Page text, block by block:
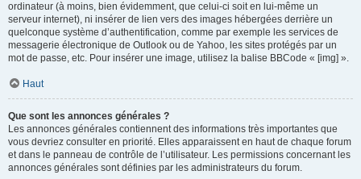
ordinateur (à moins, bien évidemment, que celui-ci soit en lui-même un
serveur internet), ni insérer de lien vers des images hébergées derrière un
quelconque système d’authentification, comme par exemple les services de
messagerie électronique de Outlook ou de Yahoo, les sites protégés par un
mot de passe, etc. Pour insérer une image, utilisez la balise BBCode « [img] ».
Haut
Que sont les annonces générales ?
Les annonces générales contiennent des informations très importantes que
vous devriez consulter en priorité. Elles apparaissent en haut de chaque forum
et dans le panneau de contrôle de l’utilisateur. Les permissions concernant les
annonces générales sont définies par les administrateurs du forum.